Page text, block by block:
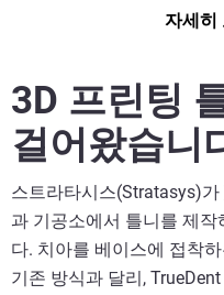
로벌 디
자세히
3D 프린팅
걸어왔습니
스트라타시스(Stratasys)가
과 기공소에서 틀니를 제
다. 치아를 베이스에 접착
기존 방식과 달리,